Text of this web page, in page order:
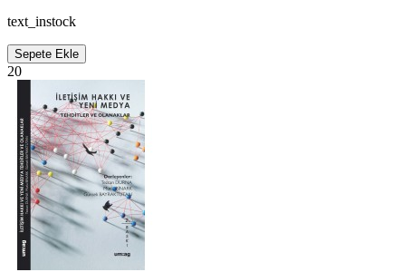
text_instock
Sepete Ekle
20